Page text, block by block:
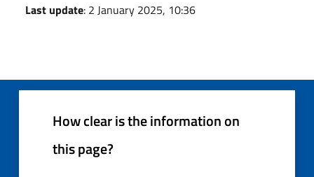
Last update: 2 January 2025, 10:36
How clear is the information on
this page?